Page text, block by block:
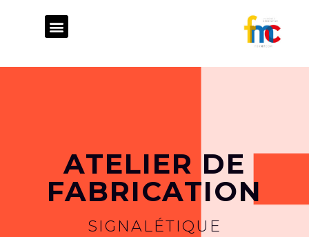
ATELIER DE
FABRICATION
SIGNALÉTIQUE